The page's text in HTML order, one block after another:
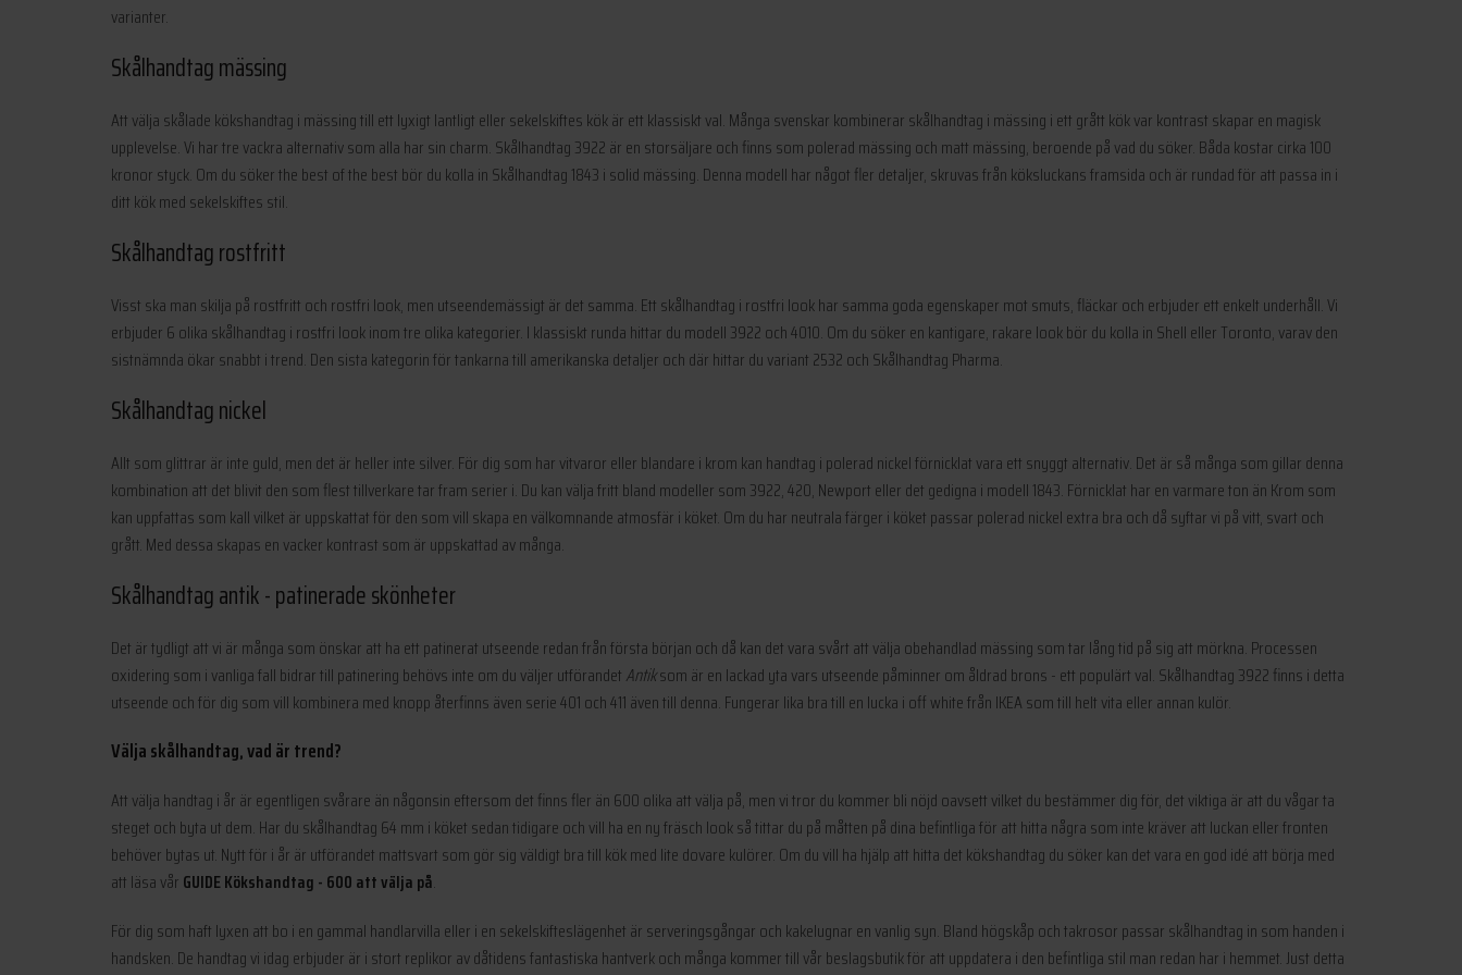
varianter.
Skålhandtag mässing
Att välja skålade kökshandtag i mässing till ett lyxigt lantligt eller sekelskiftes kök är ett klassiskt val. Många svenskar kombinerar skålhandtag i mässing i ett grått kök var kontrast skapar en magisk
upplevelse. Vi har tre vackra alternativ som alla har sin charm. Skålhandtag 3922 är en storsäljare och finns som polerad mässing och matt mässing, beroende på vad du söker. Båda kostar cirka 100
kronor styck. Om du söker the best of the best bör du kolla in Skålhandtag 1843 i solid mässing. Denna modell har något fler detaljer, skruvas från köksluckans framsida och är rundad för att passa in i
ditt kök med sekelskiftes stil.
Skålhandtag rostfritt
Visst ska man skilja på rostfritt och rostfri look, men utseendemässigt är det samma. Ett skålhandtag i rostfri look har samma goda egenskaper mot smuts, fläckar och erbjuder ett enkelt underhåll. Vi
erbjuder 6 olika skålhandtag i rostfri look inom tre olika kategorier. I klassiskt runda hittar du modell 3922 och 4010. Om du söker en kantigare, rakare look bör du kolla in Shell eller Toronto, varav den
sistnämnda ökar snabbt i trend. Den sista kategorin för tankarna till amerikanska detaljer och där hittar du variant 2532 och Skålhandtag Pharma.
Skålhandtag nickel
Allt som glittrar är inte guld, men det är heller inte silver. För dig som har vitvaror eller blandare i krom kan handtag i polerad nickel förnicklat vara ett snyggt alternativ. Det är så många som gillar denna
kombination att det blivit den som flest tillverkare tar fram serier i. Du kan välja fritt bland modeller som 3922, 420, Newport eller det gedigna i modell 1843. Förnicklat har en varmare ton än Krom som
kan uppfattas som kall vilket är uppskattat för den som vill skapa en välkomnande atmosfär i köket. Om du har neutrala färger i köket passar polerad nickel extra bra och då syftar vi på vitt, svart och
grått. Med dessa skapas en vacker kontrast som är uppskattad av många.
Skålhandtag antik - patinerade skönheter
Det är tydligt att vi är många som önskar att ha ett patinerat utseende redan från första början och då kan det vara svårt att välja obehandlad mässing som tar lång tid på sig att mörkna. Processen
oxidering som i vanliga fall bidrar till patinering behövs inte om du väljer utförandet Antiksom är en lackad yta vars utseende påminner om åldrad brons - ett populärt val. Skålhandtag 3922 finns i detta
utseende och för dig som vill kombinera med knopp återfinns även serie 401 och 411 även till denna. Fungerar lika bra till en lucka i off white från IKEA som till helt vita eller annan kulör.
Välja skålhandtag, vad är trend?
Att välja handtag i år är egentligen svårare än någonsin eftersom det finns fler än 600 olika att välja på, men vi tror du kommer bli nöjd oavsett vilket du bestämmer dig för, det viktiga är att du vågar ta
steget och byta ut dem. Har du skålhandtag 64 mm i köket sedan tidigare och vill ha en ny fräsch look så tittar du på måtten på dina befintliga för att hitta några som inte kräver att luckan eller fronten
behöver bytas ut. Nytt för i år är utförandet mattsvart som gör sig väldigt bra till kök med lite dovare kulörer. Om du vill ha hjälp att hitta det kökshandtag du söker kan det vara en god idé att börja med
att läsa vår GUIDE Kökshandtag - 600 att välja på.
För dig som haft lyxen att bo i en gammal handlarvilla eller i en sekelskifteslägenhet är serveringsgångar och kakelugnar en vanlig syn. Bland högskåp och takrosor passar skålhandtag in som handen i
handsken. De handtag vi idag erbjuder är i stort replikor av dåtidens fantastiska hantverk och många kommer till vår beslagsbutik för att uppdatera i den befintliga stil man redan har i hemmet. Just detta